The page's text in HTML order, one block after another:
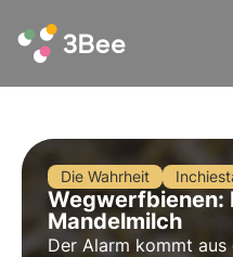
Die Wahrheit
Wegwerfbienen:
Mandelmilch
Der Alarm kommt